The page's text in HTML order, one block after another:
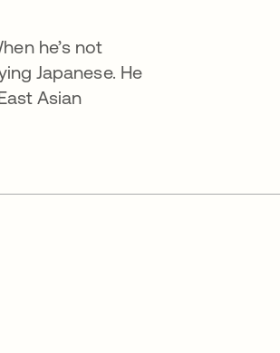
he’s not
Japanese. He
Asian